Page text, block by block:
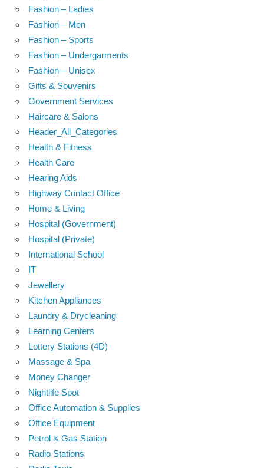
Fashion – Ladies
Fashion – Men
Fashion – Sports
Fashion – Undergarments
Fashion – Unisex
Gifts & Souvenirs
Government Services
Haircare & Salons
Header_All_Categories
Health & Fitness
Health Care
Hearing Aids
Highway Contact Office
Home & Living
Hospital (Government)
Hospital (Private)
International School
IT
Jewellery
Kitchen Appliances
Laundry & Drycleaning
Learning Centers
Lottery Stations (4D)
Massage & Spa
Money Changer
Nightlife Spot
Office Automation & Supplies
Office Equipment
Petrol & Gas Station
Radio Stations